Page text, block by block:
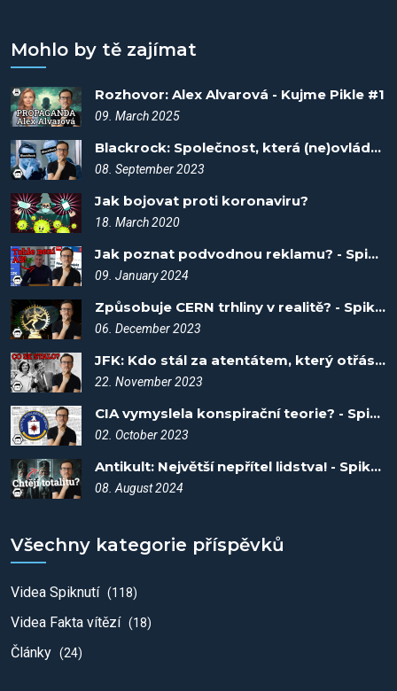
Mohlo by tě zajímat
Rozhovor: Alex Alvarová - Kujme Pikle #1
09. March 2025
Blackrock: Společnost, která (ne)ovládá svět - Spiknutí #5
08. September 2023
Jak bojovat proti koronaviru?
18. March 2020
Jak poznat podvodnou reklamu? - Spiknutí #78
09. January 2024
Způsobuje CERN trhliny v realitě? - Spiknutí #66
06. December 2023
JFK: Kdo stál za atentátem, který otřásl světem? - Spiknutí #58
22. November 2023
CIA vymyslela konspirační teorie? - Spiknutí #22
02. October 2023
Antikult: Největší nepřítel lidstva! - Spiknutí #101
08. August 2024
Všechny kategorie příspěvků
Videa Spiknutí (118)
Videa Fakta vítězí (18)
Články (24)